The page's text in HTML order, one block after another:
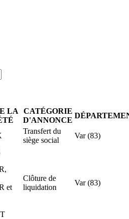
LA
CATÉGORIE
D'ANNONCE
Transfert du
siège social
Var (83)
et
Clôture de
liquidation
Var (83)